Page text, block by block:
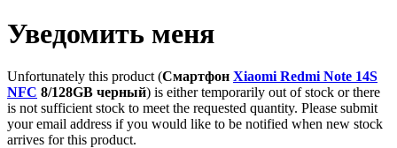
Уведомить меня
Unfortunately this product (Смартфон Xiaomi Redmi Note 14S
NFC 8/128GB черный) is either temporarily out of stock or there
is not sufficient stock to meet the requested quantity. Please submit
your email address if you would like to be notified when new stock
arrives for this product.